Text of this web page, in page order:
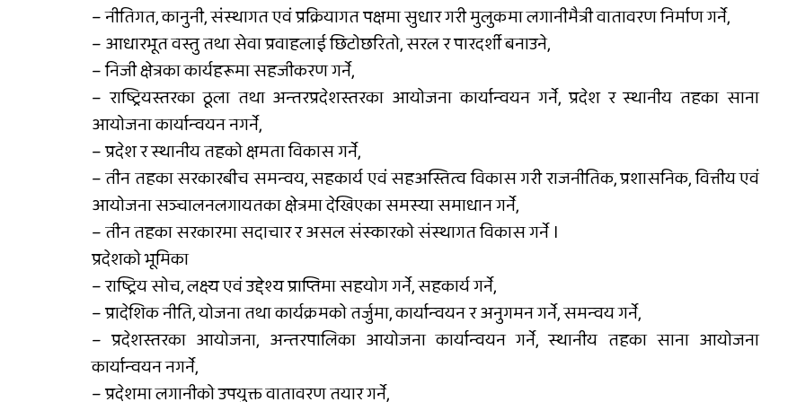
– नीतिगत, कानुनी, संस्थागत एवं प्रक्रियागत पक्षमा सुधार गरी मुलुकमा लगानीमैत्री वातावरण निर्माण गर्ने,
– आधारभूत वस्तु तथा सेवा प्रवाहलाई छिटोछरितो, सरल र पारदर्शी बनाउने,
– निजी क्षेत्रका कार्यहरूमा सहजीकरण गर्ने,
– राष्ट्रियस्तरका ठूला तथा अन्तरप्रदेशस्तरका आयोजना कार्यान्वयन गर्ने, प्रदेश र स्थानीय तहका साना
आयोजना कार्यान्वयन नगर्ने,
– प्रदेश र स्थानीय तहको क्षमता विकास गर्ने,
– तीन तहका सरकारबीच समन्वय, सहकार्य एवं सहअस्तित्व विकास गरी राजनीतिक, प्रशासनिक, वित्तीय एवं
आयोजना सञ्चालनलगायतका क्षेत्रमा देखिएका समस्या समाधान गर्ने,
– तीन तहका सरकारमा सदाचार र असल संस्कारको संस्थागत विकास गर्ने ।
प्रदेशको भूमिका
– राष्ट्रिय सोच, लक्ष्य एवं उद्देश्य प्राप्तिमा सहयोग गर्ने, सहकार्य गर्ने,
– प्रादेशिक नीति, योजना तथा कार्यक्रमको तर्जुमा, कार्यान्वयन र अनुगमन गर्ने, समन्वय गर्ने,
– प्रदेशस्तरका आयोजना, अन्तरपालिका आयोजना कार्यान्वयन गर्ने, स्थानीय तहका साना आयोजना
कार्यान्वयन नगर्ने,
– प्रदेशमा लगानीको उपयुक्त वातावरण तयार गर्ने,